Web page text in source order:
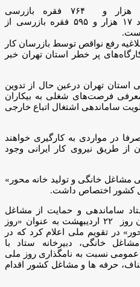
به گفته وی، از مجموع ۳۲ هزار و ۷۶۴ فقره بازرسی
سطح استان، تعداد ۱۷ هزار و ۵۹۵ فقره بازرسی از
از صدور ۲۵ هزار ابلاغیه رفع نواقص توسط بازرسان کار
پر خطر استان تهران خبر
استان تهران درعین حال از تدوین
فرصت‌های شغلی به بیکاران
ساماندهی اشتغال اتباع خارجی
در مواردی به کارگیری خواهند
از طریق نیروی کار ایرانی وجود
مشاغل خانگی و تولید خانه محور»
کشور اختصاص داشت.
ساماندهی و حمایت از مشاغل
خانگی – با اشاره به مصوب شدن روز ۲۲ اردیبهشت به عنوان «روز
در تقویم ملی اعلام کرد که در
خانگی، دبیرخانه ستاد با
نسبت به نامگذاری روز ملی
حرفه­ ها و مشاغل کشور اقدام